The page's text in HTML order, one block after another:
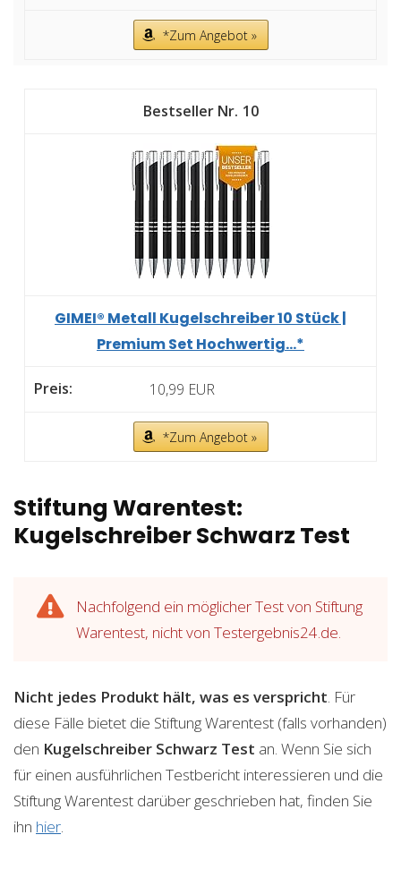
*Zum Angebot »
10
GIMEI® Metall Kugelschreiber 10 Stück |
Premium Set Hochwertig...*
10,99 EUR
*Zum Angebot »
Stiftung Warentest:
Kugelschreiber Schwarz Test
Nachfolgend ein möglicher Test von Stiftung
Warentest, nicht von Testergebnis24.de.
Nicht jedes Produkt hält, was es verspricht. Für
diese Fälle bietet die Stiftung Warentest (falls vorhanden)
den Kugelschreiber Schwarz Test an. Wenn Sie sich
für einen ausführlichen Testbericht interessieren und die
Stiftung Warentest darüber geschrieben hat, finden Sie
ihn hier.